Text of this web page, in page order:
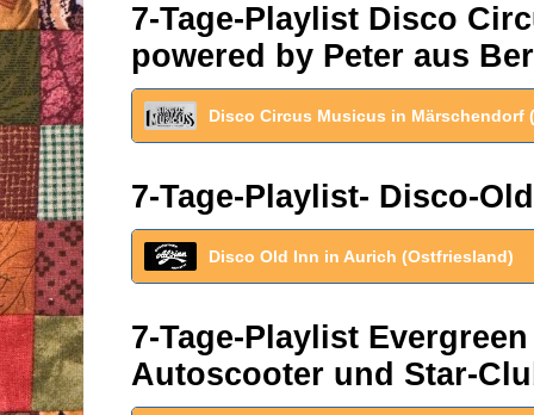
7-Tage-Playlist Disco
powered by Peter aus
Disco Circus Musicus in Märschendorf
7-Tage-Playlist- Disco-
Disco Old Inn in Aurich (Ostfriesland)
7-Tage-Playlist
Autoscooter und Star-